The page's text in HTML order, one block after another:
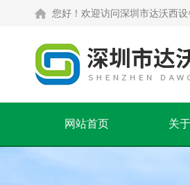
您好！欢迎访问深圳市达沃西设
网站首页 关